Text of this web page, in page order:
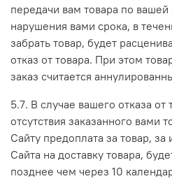
передачи вам товара по вашей
нарушения вами срока, в
забрать товар, будет
отказ от товара. При этом
заказ считается
5.7. В случае вашего отказа от
отсутствия заказанного вами
Сайту предоплата за товар,
Сайта на доставку товара,
позднее чем через 10